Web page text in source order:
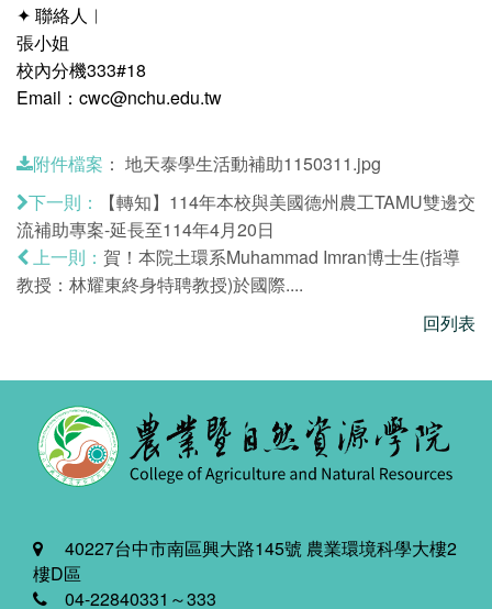
✦ 聯絡人︱
張小姐
校內分機333#18
Email：cwc@nchu.edu.tw
附件檔案 ： 地天泰學生活動補助1150311.jpg
下一則：
【轉知】114年本校與美國德州農工TAMU雙邊交
流補助專案-延長至114年4月20日
上一則： 賀！本院土環系Muhammad Imran博士生(指導
教授：林耀東終身特聘教授)於國際....
回列表
40227台中市南區興大路145號 農業環境科學大樓2
樓D區
04-22840331～333